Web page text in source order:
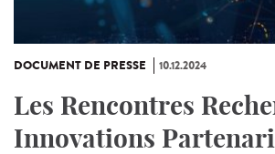
DOCUMENT DE PRESSE 10.12.2024
Les Rencontres
Innovations